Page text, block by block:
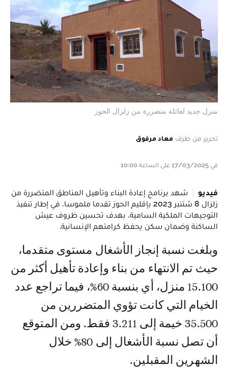
منزل جديد لعائلة متضررة من زلزال الحوز
تحرير من طرف معاد مرفوق
في 17/03/2025 على الساعة 10:00
فيديو
شهد برنامج إعادة البناء وتأهيل المناطق المتضررة من
زلزال 8 شتنبر 2023 بإقليم الحوز تقدما ملموسا، في إطار تنفيذ
التوجيهات الملكية السامية، بهدف تحسين ظروف عيش
الساكنة وضمان سكن يحفظ كرامتهم الإنسانية.
وبلغت نسبة إنجاز الأشغال مستوى متقدما،
حيث تم الانتهاء من بناء وإعادة تأهيل أكثر من
15.100 منزل، أي بنسبة 60%، فيما تراجع عدد
الخيام التي كانت تؤوي المتضررين من
35.500 خيمة إلى 3.211 فقط. ومن المتوقع
أن تصل نسبة الأشغال إلى 80% خلال
الشهرين المقبلين.